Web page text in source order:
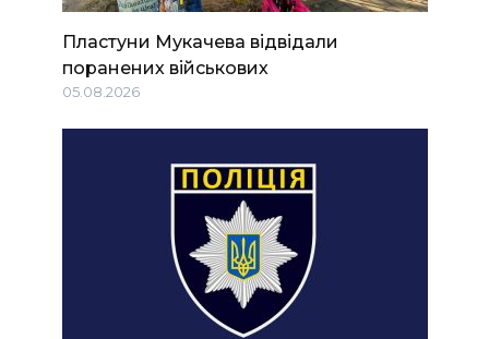
Пластуни Мукачева відвідали
поранених військових
05.08.2026